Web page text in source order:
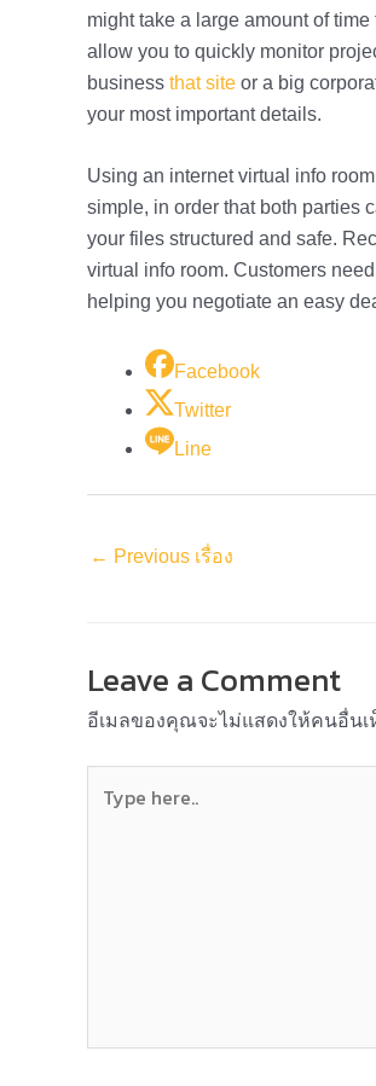
might take a large amount of
allow you to quickly monitor
business that site or a big
your most important details.
Using an internet virtual info
simple, in order that both parties
your files structured and safe.
virtual info room. Customers
helping you negotiate an easy
Facebook
Twitter
Line
← Previous เรื่อง
Leave a Comment
อีเมลของคุณจะไม่แสดงให้คนอื่นเ
here..